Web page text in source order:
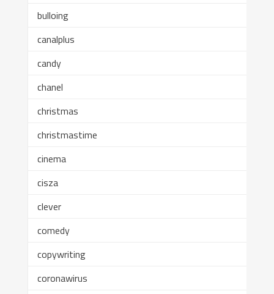
bulloing
canalplus
candy
chanel
christmas
christmastime
cinema
cisza
clever
comedy
copywriting
coronawirus